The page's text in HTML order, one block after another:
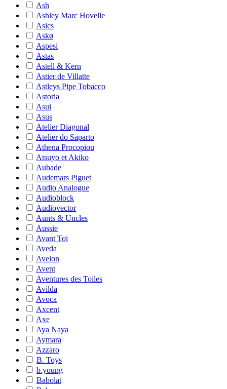
Ash
Ashley Marc Hovelle
Asics
Askø
Aspesi
Astas
Astell & Kern
Astier de Villatte
Astleys Pipe Tobacco
Astoria
Asui
Asus
Atelier Diagonal
Atelier do Saparto
Athena Procopiou
Atsuyo et Akiko
Aubade
Audemars Piguet
Audio Analogue
Audioblock
Audiovector
Aunts & Uncles
Aussie
Avant Toi
Aveda
Avelon
Avent
Aventures des Toiles
Avilda
Avoca
Axcent
Axe
Aya Naya
Aymara
Azzaro
B. Toys
b.young
Babolat